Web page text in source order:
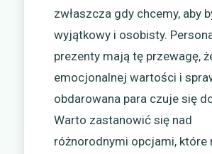
zwłaszcza gdy chcemy, aby
wyjątkowy i osobisty.
prezenty mają tę przewagę,
emocjonalnej wartości i
obdarowana para czuje się
Warto zastanowić się nad
różnorodnymi opcjami, które